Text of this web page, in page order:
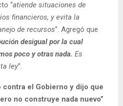
“atiende situaciones de
financieros, y evita la
de recursos”. Agregó que
desigual por la cual
poco y otras nada. Es
ley”.
contra el Gobierno y dijo que
no construye nada nuevo”